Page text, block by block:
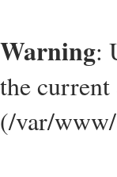
Warning:
the current
(/var/